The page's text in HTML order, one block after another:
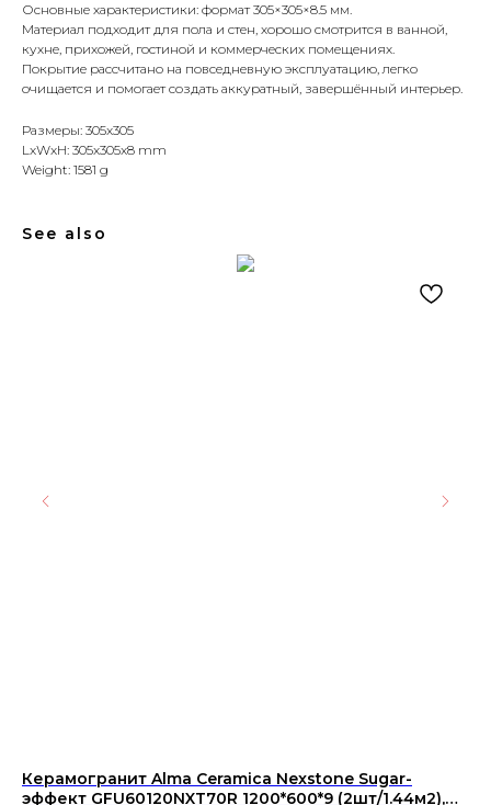
Основные характеристики: формат 305×305×8.5 мм.
Материал подходит для пола и стен, хорошо смотрится в ванной,
кухне, прихожей, гостиной и коммерческих помещениях.
Покрытие рассчитано на повседневную эксплуатацию, легко
очищается и помогает создать аккуратный, завершённый интерьер.
Размеры: 305x305
LxWxH: 305x305x8 mm
Weight: 1581 g
See also
Керамогранит Alma Ceramica Nexstone Sugar-
эффект GFU60120NXT70R 1200*600*9 (2шт/1.44м2),